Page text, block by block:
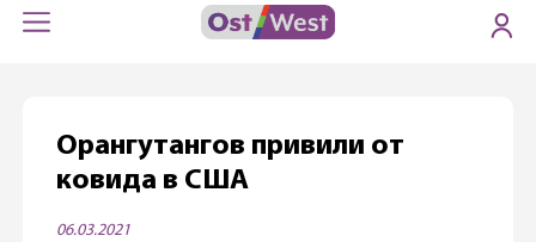
Орангутангов привили от
ковида в США
06.03.2021